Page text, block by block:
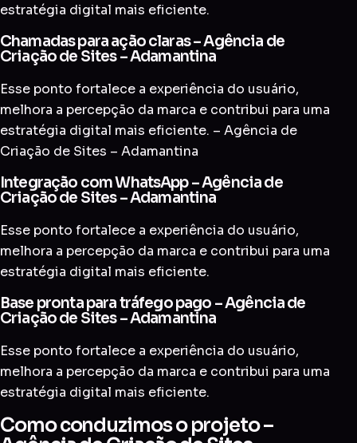
estratégia digital mais eficiente.
Chamadas para ação claras – Agência de
Criação de Sites – Adamantina
Esse ponto fortalece a experiência do usuário,
melhora a percepção da marca e contribui para uma
estratégia digital mais eficiente. – Agência de
Criação de Sites – Adamantina
Integração com WhatsApp – Agência de
Criação de Sites – Adamantina
Esse ponto fortalece a experiência do usuário,
melhora a percepção da marca e contribui para uma
estratégia digital mais eficiente.
Base pronta para tráfego pago – Agência de
Criação de Sites – Adamantina
Esse ponto fortalece a experiência do usuário,
melhora a percepção da marca e contribui para uma
estratégia digital mais eficiente.
Como conduzimos o projeto –